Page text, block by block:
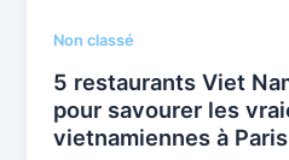
Non classé
5 restaurants Viet
pour savourer les
vietnamiennes à Paris